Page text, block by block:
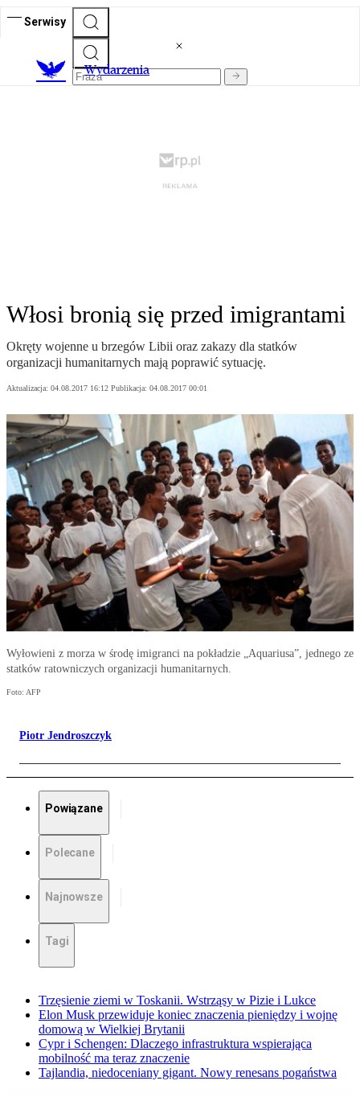
Serwisy
Wydarzenia
Włosi bronią się przed imigrantami
Okręty wojenne u brzegów Libii oraz zakazy dla statków
organizacji humanitarnych mają poprawić sytuację.
Aktualizacja: 04.08.2017 16:12 Publikacja: 04.08.2017 00:01
Wyłowieni z morza w środę imigranci na pokładzie „Aquariusa”, jednego ze
statków ratowniczych organizacji humanitarnych.
Foto: AFP
Piotr Jendroszczyk
Powiązane
Polecane
Najnowsze
Tagi
Trzęsienie ziemi w Toskanii. Wstrząsy w Pizie i Lukce
Elon Musk przewiduje koniec znaczenia pieniędzy i wojnę
domową w Wielkiej Brytanii
Cypr i Schengen: Dlaczego infrastruktura wspierająca
mobilność ma teraz znaczenie
Tajlandia, niedoceniany gigant. Nowy renesans pogaństwa